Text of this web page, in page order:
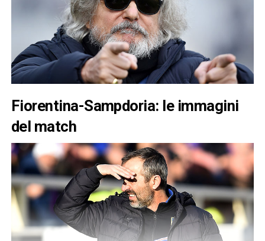
Fiorentina-Sampdoria: le immagini
del match